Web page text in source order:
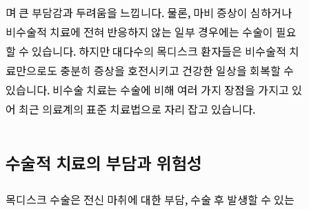
며 큰 부담감과 두려움을 느낍니다. 물론, 마비 증상이 심하거나
비수술적 치료에 전혀 반응하지 않는 일부 경우에는 수술이 필요
할 수 있습니다. 하지만 대다수의 목디스크 환자들은 비수술적 치
료만으로도 충분히 증상을 호전시키고 건강한 일상을 회복할 수
있습니다. 비수술 치료는 수술에 비해 여러 가지 장점을 가지고 있
어 최근 의료계의 표준 치료법으로 자리 잡고 있습니다.
수술적 치료의 부담과 위험성
목디스크 수술은 전신 마취에 대한 부담, 수술 후 발생할 수 있는